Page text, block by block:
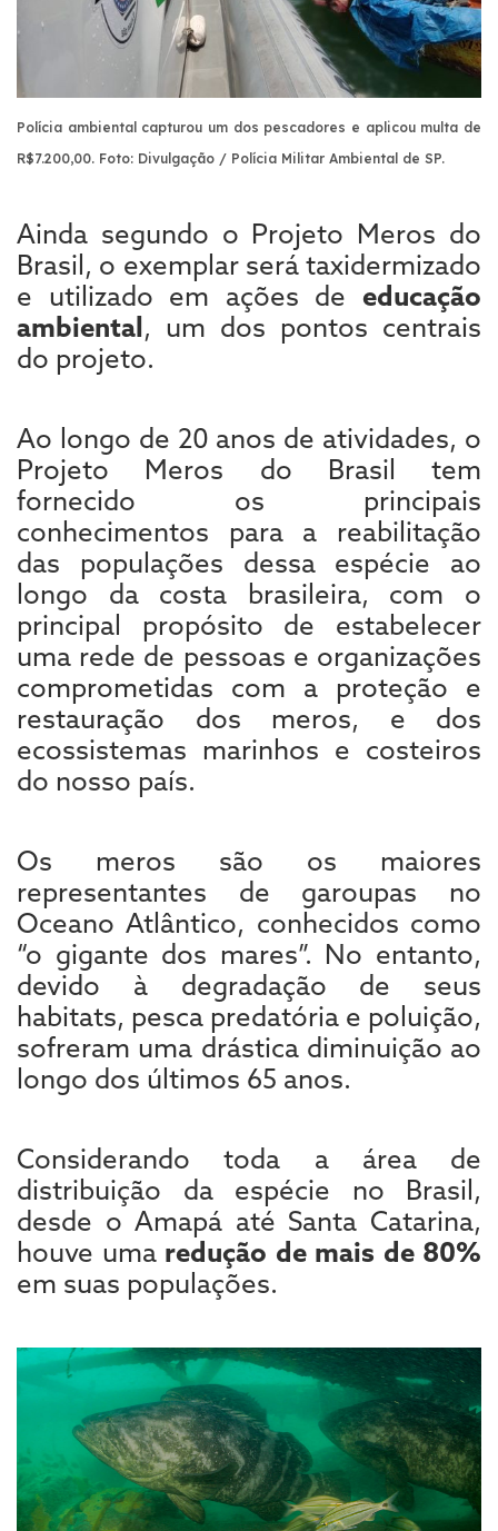
Polícia ambiental capturou um dos pescadores e aplicou multa de
R$7.200,00. Foto: Divulgação / Polícia Militar Ambiental de SP.
Ainda segundo o Projeto Meros do
Brasil, o exemplar será taxidermizado
e utilizado em ações de educação
ambiental, um dos pontos centrais
do projeto.
Ao longo de 20 anos de atividades, o
Projeto Meros do Brasil tem
fornecido os principais
conhecimentos para a reabilitação
das populações dessa espécie ao
longo da costa brasileira, com o
principal propósito de estabelecer
uma rede de pessoas e organizações
comprometidas com a proteção e
restauração dos meros, e dos
ecossistemas marinhos e costeiros
do nosso país.
Os meros são os maiores
representantes de garoupas no
Oceano Atlântico, conhecidos como
“o gigante dos mares”. No entanto,
devido à degradação de seus
habitats, pesca predatória e poluição,
sofreram uma drástica diminuição ao
longo dos últimos 65 anos.
Considerando toda a área de
distribuição da espécie no Brasil,
desde o Amapá até Santa Catarina,
houve uma redução de mais de 80%
em suas populações.